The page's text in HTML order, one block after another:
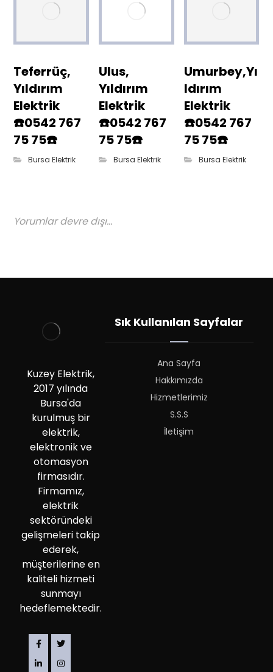
Teferrüç,
Yıldırım
Elektrik
☎️0542 767
75 75☎️
Bursa Elektrik
Ulus,
Yıldırım
Elektrik
☎️0542 767
75 75☎️
Bursa Elektrik
Umurbey,Yı
ldırım
Elektrik
☎️0542 767
75 75☎️
Bursa Elektrik
Yorumlar devre dışı...
Kuzey Elektrik,
2017 yılında
Bursa'da
kurulmuş bir
elektrik,
elektronik ve
otomasyon
firmasıdır.
Firmamız,
elektrik
sektöründeki
gelişmeleri takip
ederek,
müşterilerine en
kaliteli hizmeti
sunmayı
hedeflemektedir.
Sık Kullanılan Sayfalar
Ana Sayfa
Hakkımızda
Hizmetlerimiz
S.S.S
İletişim